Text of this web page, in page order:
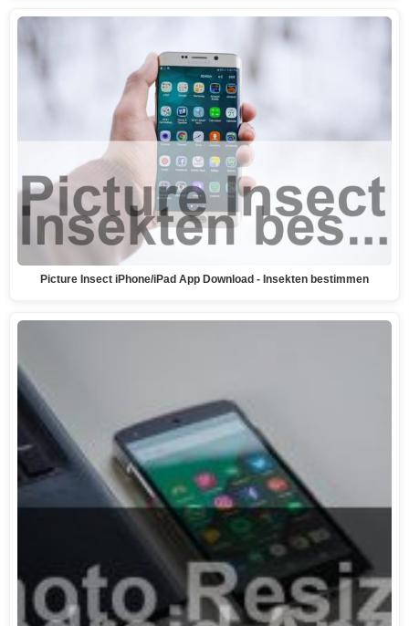
Picture Insect iPhone/iPad App Download - Insekten bestimmen